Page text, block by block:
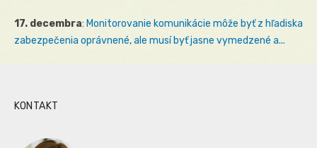
17. decembra: Monitorovanie komunikácie môže byť z hľadiska
zabezpečenia oprávnené, ale musí byť jasne vymedzené a...
KONTAKT